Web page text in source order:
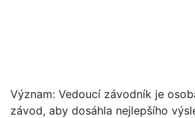
Význam: Vedoucí závodník je
závod, aby dosáhla nejlepšího